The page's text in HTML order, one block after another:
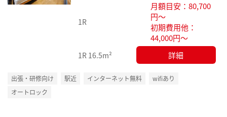
録
1R
月額目安：80,700
円～
初期費用他：
44,000円～
1R 16.5m² 詳細
出張・研修向け 駅近 インターネット無料
wifiあり
オートロック